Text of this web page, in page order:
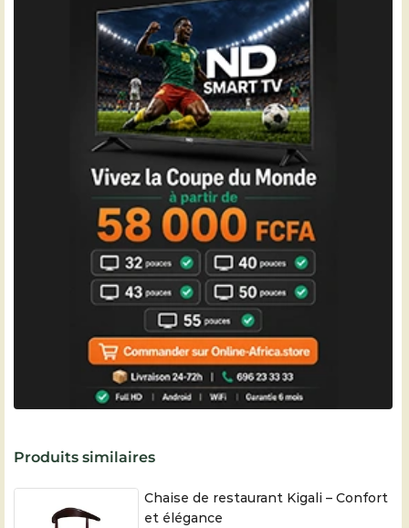
Produits similaires
Chaise de restaurant Kigali – Confort
et élégance